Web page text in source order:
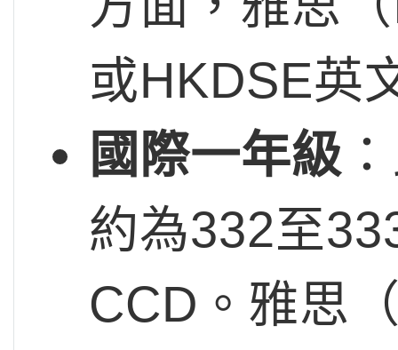
或HKDSE英
國際一年級
約為332至
CCD。雅思